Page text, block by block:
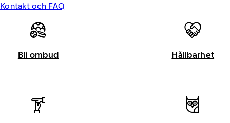
Kontakt och FAQ
Bli ombud Hållbarhet